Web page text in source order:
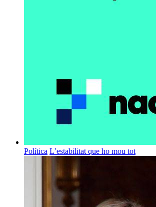
Política L’estabilitat que ho mou tot